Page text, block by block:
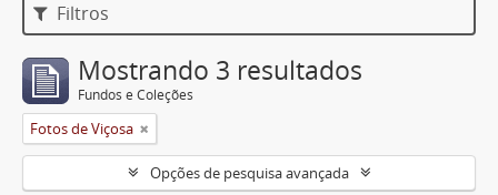
Filtros
Mostrando 3 resultados
Fundos e Coleções
Fotos de Viçosa
Opções de pesquisa avançada